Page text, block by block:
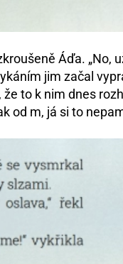
Áďa. „No,
jim začal
to k nim dnes
od m, já si to